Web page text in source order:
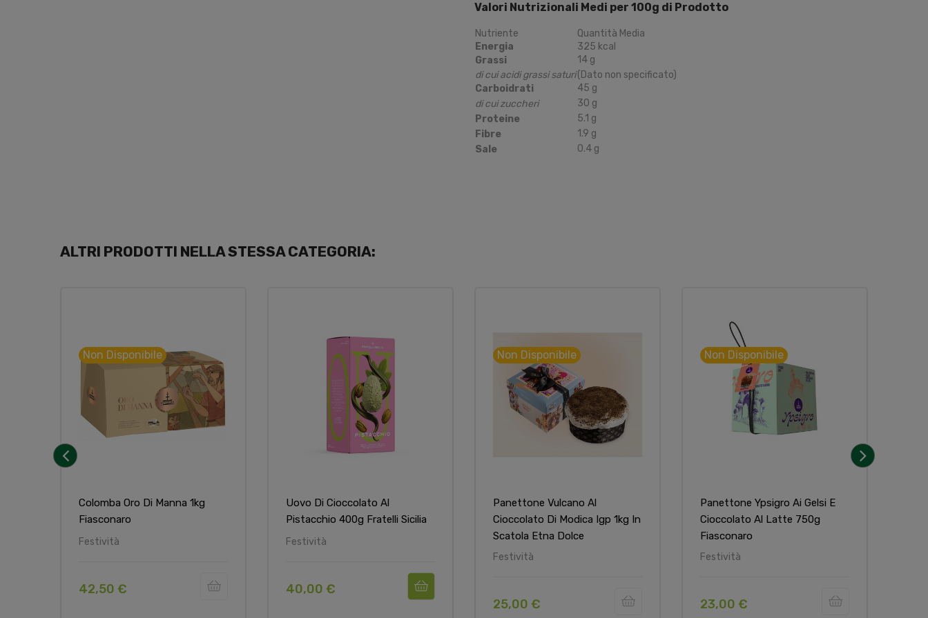
Valori Nutrizionali Medi per 100g di Prodotto
Nutriente
Quantità Media
Energia
325 kcal
Grassi
14 g
di cui acidi grassi saturi(Dato non specificato)
Carboidrati
45 g
di cui zuccheri
30 g
Proteine
5.1 g
Fibre
1.9 g
Sale
0.4 g
ALTRI PRODOTTI NELLA STESSA CATEGORIA:
Colomba Oro Di Manna 1kg
Fiasconaro
Festività
Non Disponibile
42,50 €
Uovo Di Cioccolato Al
Pistacchio 400g Fratelli Sicilia
Festività
40,00 €
Panettone Vulcano Al
Cioccolato Di Modica Igp 1kg In
Scatola Etna Dolce
Festività
Non Disponibile
25,00 €
Panettone Ypsigro Ai Gelsi E
Cioccolato Al Latte 750g
Fiasconaro
Festività
Non Disponibile
23,00 €